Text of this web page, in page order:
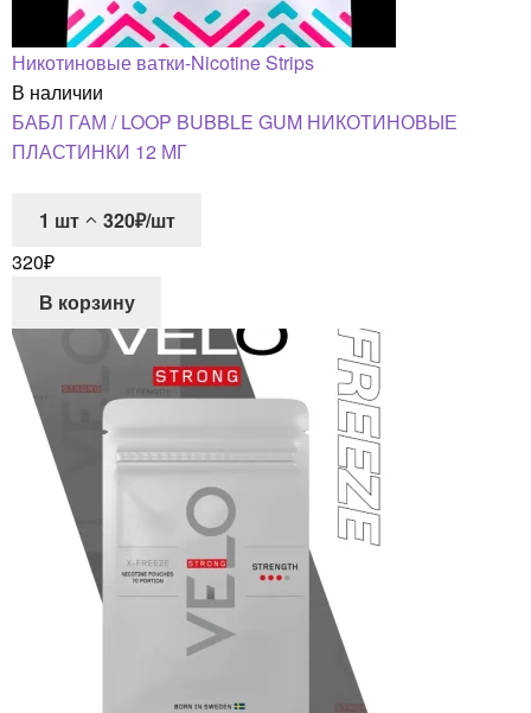
Никотиновые ватки-Nicotine Strips
В наличии
БАБЛ ГАМ / LOOP BUBBLE GUM НИКОТИНОВЫЕ
ПЛАСТИНКИ 12 МГ
1 шт
320₽/шт
320₽
В корзину